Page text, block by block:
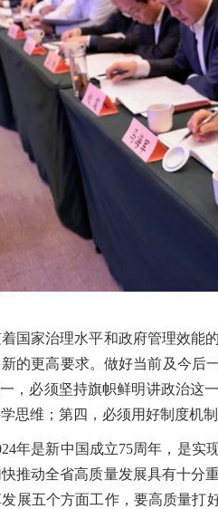
家治理水平和政府管理效能的
的更高要求。做好当前及今后
，必须坚持旗帜鲜明讲政治这
思维；第四，必须用好制度机
是新中国成立75周年，是实
推动全省高质量发展具有十分
展五个方面工作，要高质量打